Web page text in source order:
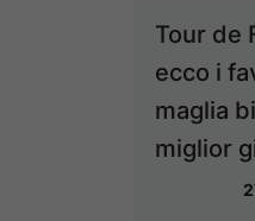
Tour de
ecco i
maglia
miglior